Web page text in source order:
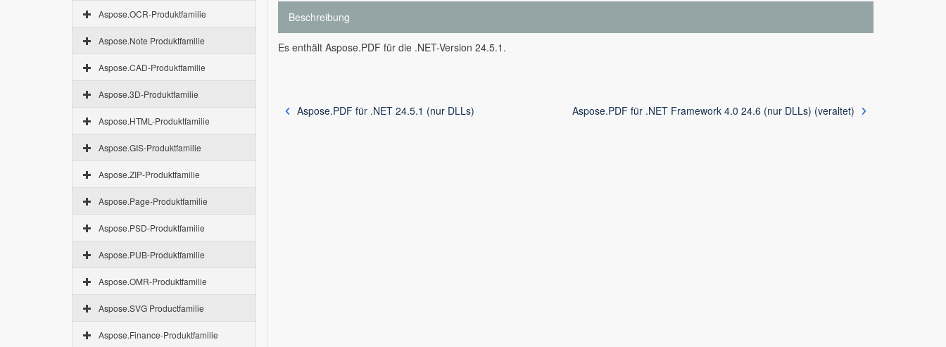
Aspose.OCR-Produktfamilie
Aspose.Note Produktfamilie
Aspose.CAD-Produktfamilie
Aspose.3D-Produktfamilie
Aspose.HTML-Produktfamilie
Aspose.GIS-Produktfamilie
Aspose.ZIP-Produktfamilie
Aspose.Page-Produktfamilie
Aspose.PSD-Produktfamilie
Aspose.PUB-Produktfamilie
Aspose.OMR-Produktfamilie
Aspose.SVG Productfamilie
Aspose.Finance-Produktfamilie
Beschreibung
Es enthält Aspose.PDF für die .NET-Version 24.5.1.
Aspose.PDF für .NET 24.5.1 (nur DLLs) Aspose.PDF für .NET Framework 4.0 24.6 (nur DLLs) (veraltet)